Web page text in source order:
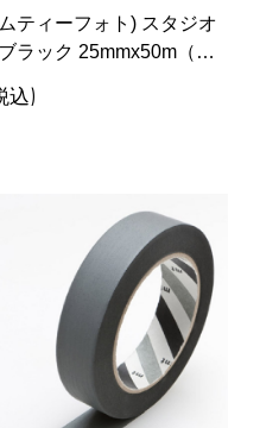
ティーフォト) スタジオ
ラック 25mmx50m （
）
込)